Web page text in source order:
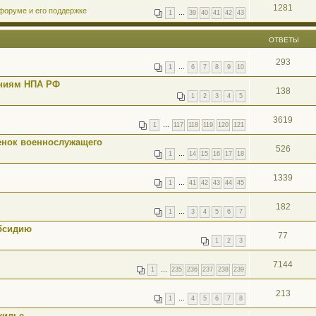
1 … 39 40 41 42 43
и его поддержке 1281
ОТВЕТЫ
1 … 6 7 8 9 10 293
НПА РФ
1 2 3 4 5 138
1 … 117 118 119 120 121 3619
военнослужащего
1 … 14 15 16 17 18 526
1 … 41 42 43 44 45 1339
1 … 3 4 5 6 7 182
1 2 3 77
1 … 235 236 237 238 239 7144
1 … 4 5 6 7 8 213